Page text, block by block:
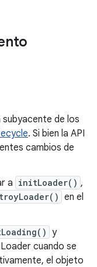
de los
. Si bien la API
cambios de
a initLoader() ,
en el
y
cuando se
el objeto